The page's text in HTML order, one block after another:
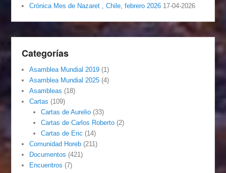
Crónica Mes de Nazaret , Chile, febrero 2026 17-04-2026
Categorías
Asamblea Mundial 2019 (1)
Asamblea Mundial 2025 (4)
Asambleas (18)
Cartas (109)
Cartas de Aurelio(33)
Cartas de Carlos Roberto(2)
Cartas de Eric (14)
Comunidad Horeb (211)
Documentos (421)
Encuentros (7)